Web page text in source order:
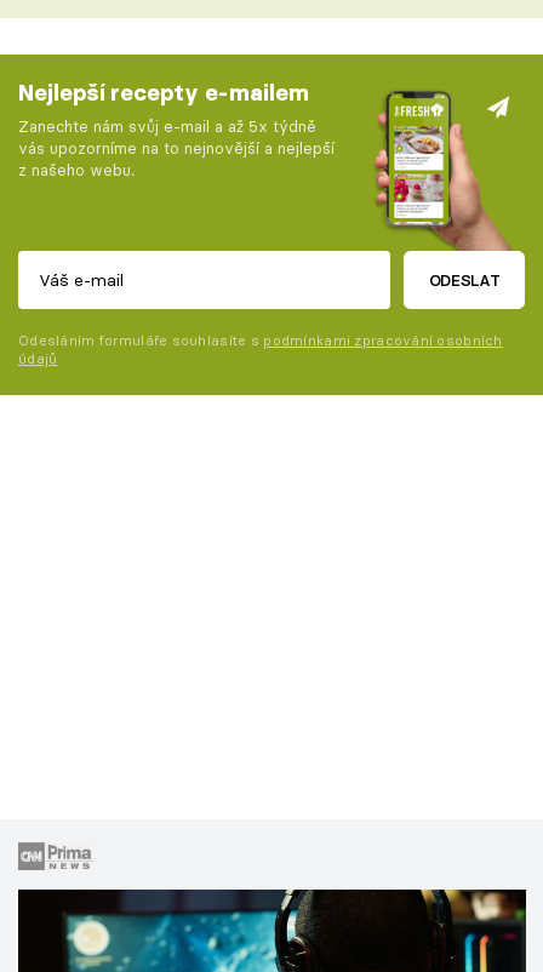
Nejlepší recepty e-mailem
Zanechte nám svůj e-mail a až 5x týdně
vás upozorníme na to nejnovější a nejlepší
z našeho webu.
ODESLAT
Odesláním formuláře souhlasíte s podmínkami zpracování osobních
údajů